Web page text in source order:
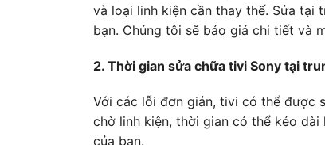
và loại linh kiện cần thay thế. Sửa
bạn. Chúng tôi sẽ báo giá chi tiết và
2. Thời gian sửa chữa tivi Sony tại
Với các lỗi đơn giản, tivi có thể được
chờ linh kiện, thời gian có thể kéo
của bạn.